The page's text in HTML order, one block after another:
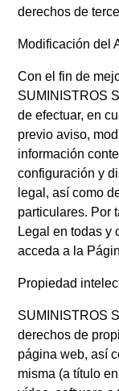
derechos de
Modificación del
Con el fin de
SUMINISTROS
de efectuar, en
previo aviso,
información
configuración y
legal, así como
particulares. Por
Legal en todas y
acceda a la
Propiedad
SUMINISTROS
derechos de
página web, así
misma (a título